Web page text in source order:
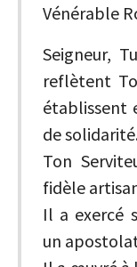
Vénérable
Seigneur,
reflètent
établissent
de
Ton
fidèle
Il a exercé
un